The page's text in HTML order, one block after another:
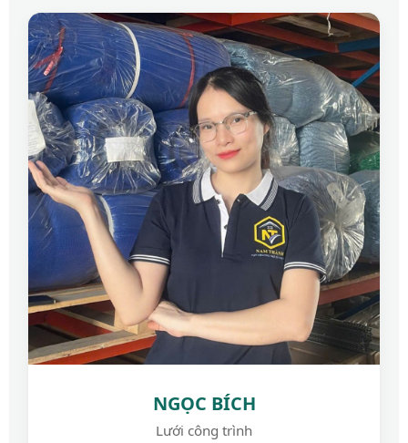
NGỌC BÍCH
Lưới công trình